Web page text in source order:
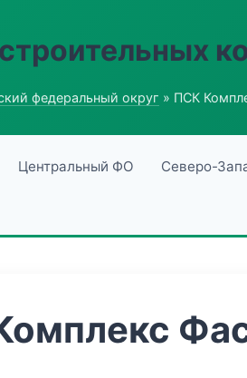
федеральный округ » ПСК
Центральный ФО Северо-